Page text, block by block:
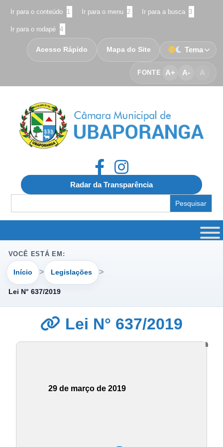
Ir para o conteúdo 1 Ir para o menu 2 Ir para a busca 3
Ir para o rodapé 4
FONTE A+ A- A
Acesso Rápido Mapa do Site Tema
Radar da Transparência
for:
VOCÊ ESTÁ EM:
Início Legislações
Lei N° 637/2019
Lei N° 637/2019
29 de março de 2019